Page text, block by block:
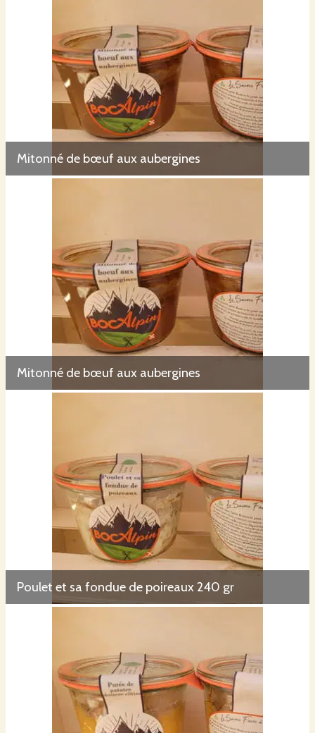
Mitonné de bœuf aux aubergines
Mitonné de bœuf aux aubergines
Poulet et sa fondue de poireaux 240 gr